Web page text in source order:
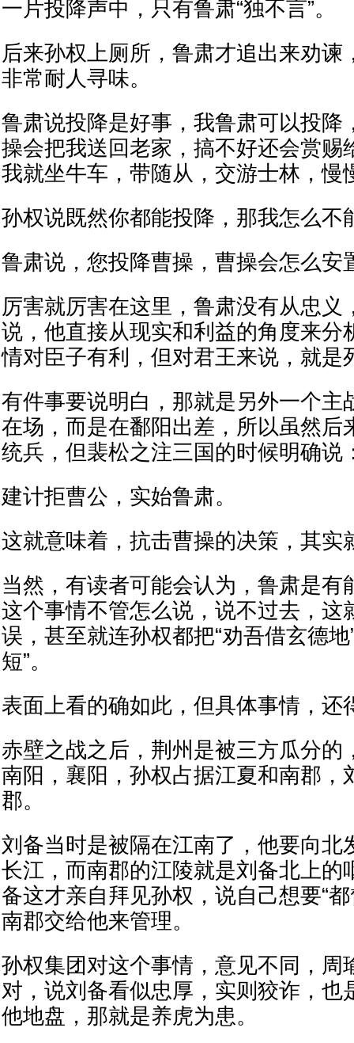
一片投降声中，只有鲁肃“独不言”。
后来孙权上厕所，鲁肃才追出来劝谏
非常耐人寻味。
鲁肃说投降是好事，我鲁肃可以投降
操会把我送回老家，搞不好还会赏赐
我就坐牛车，带随从，交游士林，慢
孙权说既然你都能投降，那我怎么不
鲁肃说，您投降曹操，曹操会怎么安
厉害就厉害在这里，鲁肃没有从忠义
说，他直接从现实和利益的角度来分
情对臣子有利，但对君王来说，就是
有件事要说明白，那就是另外一个主
在场，而是在鄱阳出差，所以虽然后
统兵，但裴松之注三国的时候明确说
建计拒曹公，实始鲁肃。
这就意味着，抗击曹操的决策，其实
当然，有读者可能会认为，鲁肃是有
这个事情不管怎么说，说不过去，这
误，甚至就连孙权都把“劝吾借玄德地
短”。
表面上看的确如此，但具体事情，还
赤壁之战之后，荆州是被三方瓜分的
南阳，襄阳，孙权占据江夏和南郡，
郡。
刘备当时是被隔在江南了，他要向北
长江，而南郡的江陵就是刘备北上的
备这才亲自拜见孙权，说自己想要“
南郡交给他来管理。
孙权集团对这个事情，意见不同，周
对，说刘备看似忠厚，实则狡诈，也
他地盘，那就是养虎为患。